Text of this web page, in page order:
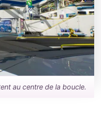
au centre de la boucle.